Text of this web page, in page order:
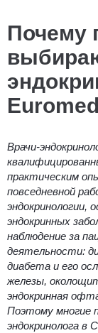
Почему
Врачи-
практическим
повседневной
эндокринологии,
эндокринных
наблюдение за
деятельности: д
диабета и его
железы,
эндокринная
Поэтому многие
эндокринолога в